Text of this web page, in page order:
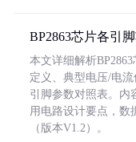
BP2863芯片各引
本文详细解析
定义、典型电压/电
引脚参数对照表。内
用电路设计要点，数
（版本V1.2）。